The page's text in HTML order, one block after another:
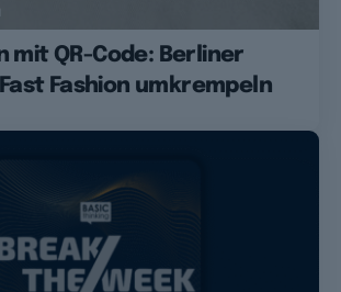
mit QR-Code: Berliner
Fashion umkrempeln